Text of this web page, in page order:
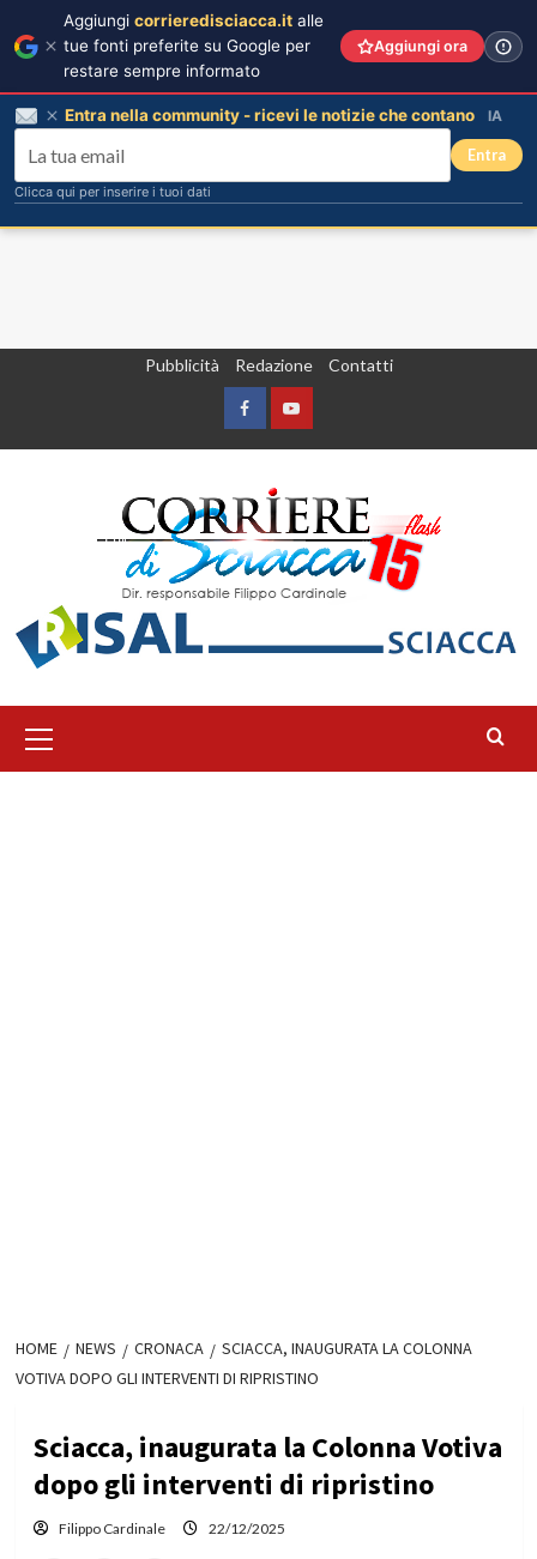
Pubblicità Redazione Contatti
FacebookYountube
principale
HOME NEWS CRONACA
SCIACCA, INAUGURATA LA COLONNA
VOTIVA DOPO GLI INTERVENTI DI RIPRISTINO
Sciacca, inaugurata la Colonna Votiva
dopo gli interventi di ripristino
Filippo Cardinale 22/12/2025
Aggiungi corrieredisciacca.it alle
tue fonti preferite su Google per
restare sempre informato
Aggiungi ora
Entra nella community - ricevi le notizie che contano IA
Entra
Clicca qui per inserire i tuoi dati